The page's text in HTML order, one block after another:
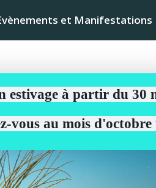
estivage à partir du 30
vous au mois
et Manifestations